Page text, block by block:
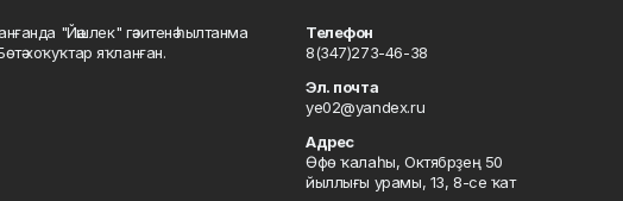
"Йәшлек" гәзитенә һылтанма
хоҡуҡтар яҡланған.
Телефон
8(347)273-46-38
Эл. почта
ye02@yandex.ru
Адрес
Өфө ҡалаһы, Октябрҙең 50
йыллығы урамы, 13, 8-се ҡат